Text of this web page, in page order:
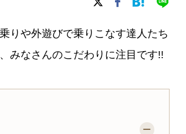
りや外遊びで乗りこなす達人たち
みなさんのこだわりに注目です!!